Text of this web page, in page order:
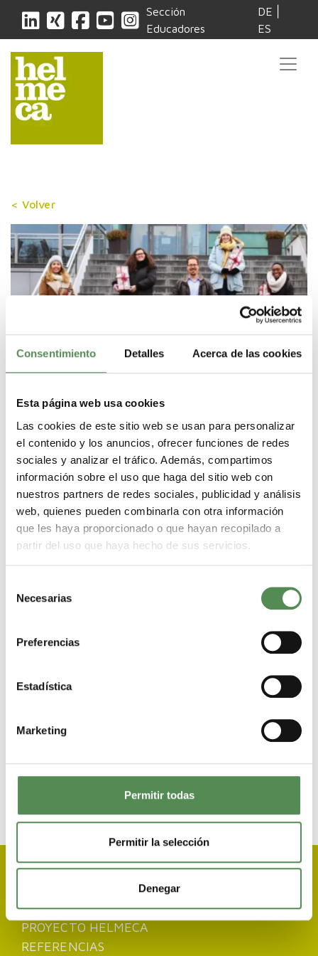
Consentimiento Detalles Acerca de las cookies
Esta página web usa cookies
Las cookies de este sitio web se usan para personalizar
el contenido y los anuncios, ofrecer funciones de redes
sociales y analizar el tráfico. Además, compartimos
información sobre el uso que haga del sitio web con
nuestros partners de redes sociales, publicidad y análisis
web, quienes pueden combinarla con otra información
que les haya proporcionado o que hayan recopilado a
partir del uso que haya hecho de sus servicios.
Necesarias
Preferencias
Estadística
Marketing
Permitir todas
Permitir la selección
Denegar
Sección
Educadores
DE
ES
< Volver
Diario Langen
Artículo del 11.02.2022: "Bienvenidos a Langen": El
alcalde Jan Werner, el subdirector de guarderías David
Schroth y Giselle Zenga, de la empresa de contratación
Helmeca, dieron la bienvenida a los cinco nuevos
educadores procedentes de España, que ahora refuerzan
los equipos de cinco guarderías municipales.
Un año después: 4 nuevos educadores de
España en guarderías de Bad Homburg
Siguiente
NUESTROS SERVICIOS
EDUCACIÓN ESPAÑOLA
PROYECTO HELMECA
REFERENCIAS